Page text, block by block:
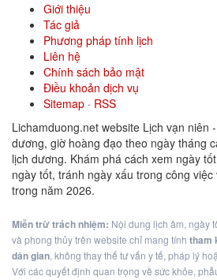
Giới thiệu
Tác giả
Phương pháp tính lịch
Liên hệ
Chính sách bảo mật
Điều khoản dịch vụ
Sitemap · RSS
Lichamduong.net website Lịch vạn niên
dương, giờ hoàng đạo theo ngày tháng
lịch dương. Khám phá cách xem ngày
ngày tốt, tránh ngày xấu trong công
trong năm 2026.
Miễn trừ trách nhiệm: Nội dung lịch âm, ngày
và phong thủy trên website chỉ mang tính tham
dân gian, không thay thế tư vấn y tế, pháp lý
Với các quyết định quan trọng về sức khỏe,